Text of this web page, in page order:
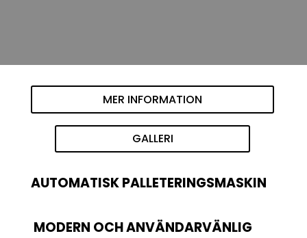
MER INFORMATION
GALLERI
AUTOMATISK PALLETERINGSMASKIN
MODERN OCH ANVÄNDARVÄNLIG